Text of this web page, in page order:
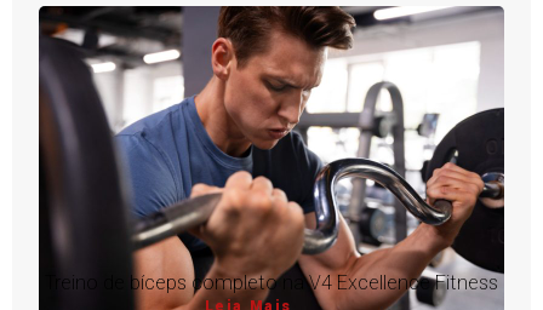
Treino de bíceps completo na V4 Excellence Fitness
Leia Mais